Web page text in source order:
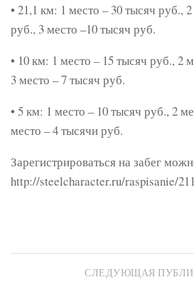
• 21,1 км: 1 место – 30 тысяч руб.,
руб., 3 место –10 тысяч руб.
• 10 км: 1 место – 15 тысяч руб., 2
3 место – 7 тысяч руб.
• 5 км: 1 место – 10 тысяч руб., 2
место – 4 тысячи руб.
Зарегистрироваться на забег
http://steelcharacter.ru/raspisanie/
СЛЕДУЮЩАЯ